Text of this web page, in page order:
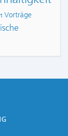
Vorträge